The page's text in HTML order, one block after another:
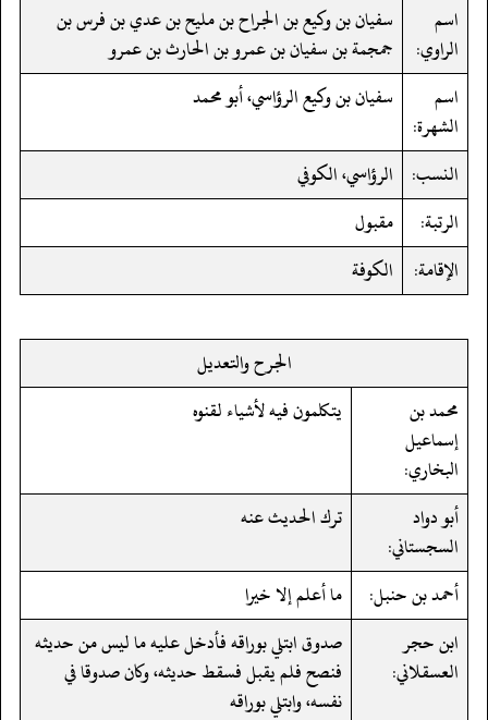
اسم
الراوي:
سفيان بن وكيع بن الجراح بن مليح بن عدي بن فرس بن
جمجمة بن سفيان بن عمرو بن الحارث بن عمرو
اسم
الشهرة:
سفيان بن وكيع الرؤاسي، أبو محمد
النسب: الرؤاسي، الكوفي
الرتبة:
مقبول
الإقامة:
الكوفة
الجرح والتعديل
محمد بن
إسماعيل
البخاري:
يتكلمون فيه لأشياء لقنوه
أبو دواد
السجستاني:
ترك الحديث عنه
أحمد بن حنبل:
ما أعلم إلا خيرا
ابن حجر
العسقلاني:
صدوق ابتلي بوراقه فأدخل عليه ما ليس من حديثه
فنصح فلم يقبل فسقط حديثه، وكان صدوقا في
نفسه، وابتلي بوراقه